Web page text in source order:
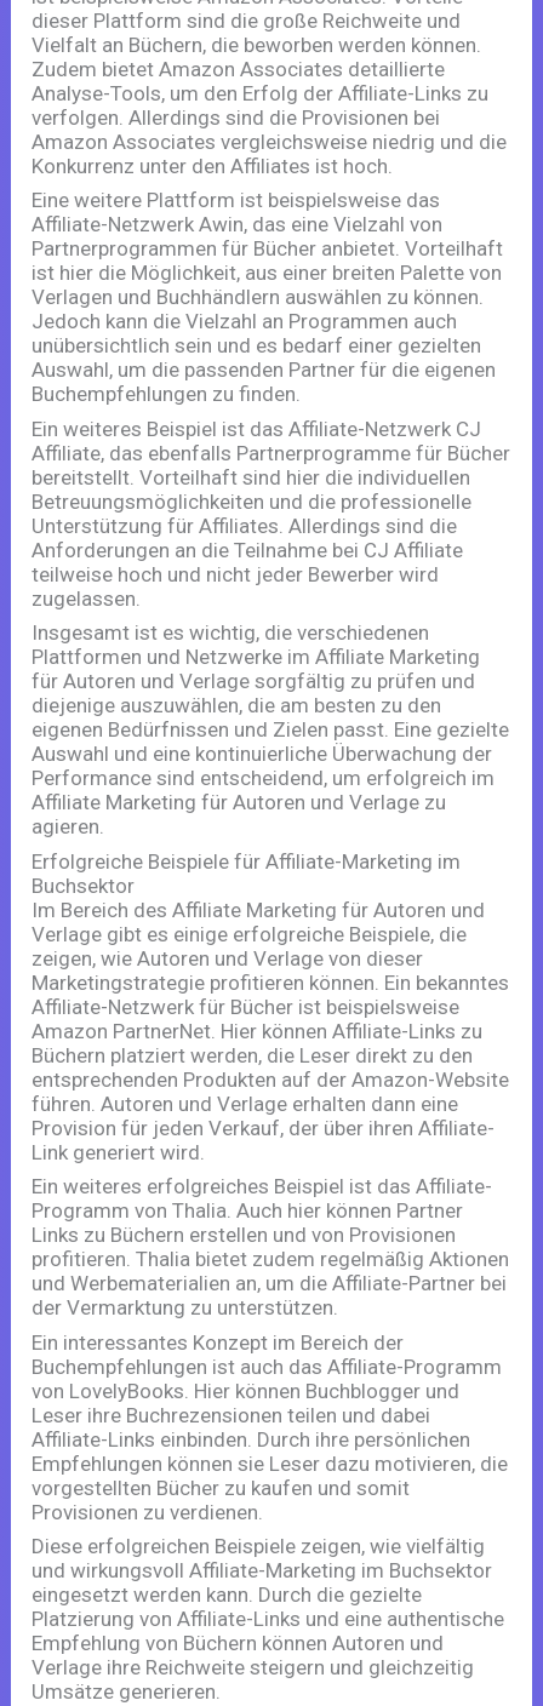
dieser Plattform sind die große Reichweite und
Vielfalt an Büchern, die beworben werden können.
Zudem bietet Amazon Associates detaillierte
Analyse-Tools, um den Erfolg der Affiliate-Links zu
verfolgen. Allerdings sind die Provisionen bei
Amazon Associates vergleichsweise niedrig und die
Konkurrenz unter den Affiliates ist hoch.
Eine weitere Plattform ist beispielsweise das
Affiliate-Netzwerk Awin, das eine Vielzahl von
Partnerprogrammen für Bücher anbietet. Vorteilhaft
ist hier die Möglichkeit, aus einer breiten Palette von
Verlagen und Buchhändlern auswählen zu können.
Jedoch kann die Vielzahl an Programmen auch
unübersichtlich sein und es bedarf einer gezielten
Auswahl, um die passenden Partner für die eigenen
Buchempfehlungen zu finden.
Ein weiteres Beispiel ist das Affiliate-Netzwerk CJ
Affiliate, das ebenfalls Partnerprogramme für Bücher
bereitstellt. Vorteilhaft sind hier die individuellen
Betreuungsmöglichkeiten und die professionelle
Unterstützung für Affiliates. Allerdings sind die
Anforderungen an die Teilnahme bei CJ Affiliate
teilweise hoch und nicht jeder Bewerber wird
zugelassen.
Insgesamt ist es wichtig, die verschiedenen
Plattformen und Netzwerke im Affiliate Marketing
für Autoren und Verlage sorgfältig zu prüfen und
diejenige auszuwählen, die am besten zu den
eigenen Bedürfnissen und Zielen passt. Eine gezielte
Auswahl und eine kontinuierliche Überwachung der
Performance sind entscheidend, um erfolgreich im
Affiliate Marketing für Autoren und Verlage zu
agieren.
Erfolgreiche Beispiele für Affiliate-Marketing im
Buchsektor
Im Bereich des Affiliate Marketing für Autoren und
Verlage gibt es einige erfolgreiche Beispiele, die
zeigen, wie Autoren und Verlage von dieser
Marketingstrategie profitieren können. Ein bekanntes
Affiliate-Netzwerk für Bücher ist beispielsweise
Amazon PartnerNet. Hier können Affiliate-Links zu
Büchern platziert werden, die Leser direkt zu den
entsprechenden Produkten auf der Amazon-Website
führen. Autoren und Verlage erhalten dann eine
Provision für jeden Verkauf, der über ihren Affiliate-
Link generiert wird.
Ein weiteres erfolgreiches Beispiel ist das Affiliate-
Programm von Thalia. Auch hier können Partner
Links zu Büchern erstellen und von Provisionen
profitieren. Thalia bietet zudem regelmäßig Aktionen
und Werbematerialien an, um die Affiliate-Partner bei
der Vermarktung zu unterstützen.
Ein interessantes Konzept im Bereich der
Buchempfehlungen ist auch das Affiliate-Programm
von LovelyBooks. Hier können Buchblogger und
Leser ihre Buchrezensionen teilen und dabei
Affiliate-Links einbinden. Durch ihre persönlichen
Empfehlungen können sie Leser dazu motivieren, die
vorgestellten Bücher zu kaufen und somit
Provisionen zu verdienen.
Diese erfolgreichen Beispiele zeigen, wie vielfältig
und wirkungsvoll Affiliate-Marketing im Buchsektor
eingesetzt werden kann. Durch die gezielte
Platzierung von Affiliate-Links und eine authentische
Empfehlung von Büchern können Autoren und
Verlage ihre Reichweite steigern und gleichzeitig
Umsätze generieren.